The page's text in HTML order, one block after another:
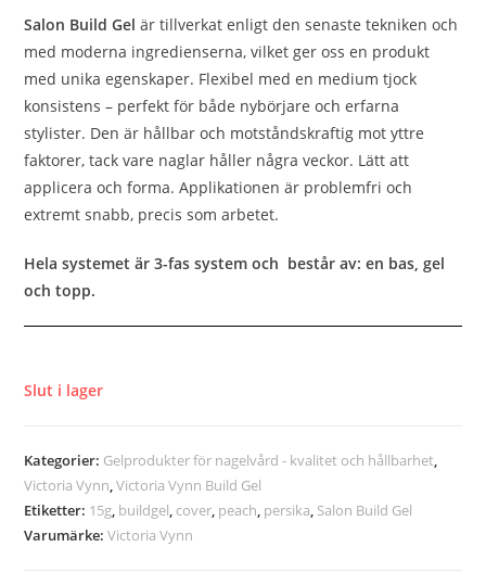
Salon Build Gel är tillverkat enligt den senaste tekniken och
med moderna ingredienserna, vilket ger oss en produkt
med unika egenskaper. Flexibel med en medium tjock
konsistens – perfekt för både nybörjare och erfarna
stylister. Den är hållbar och motståndskraftig mot yttre
faktorer, tack vare naglar håller några veckor. Lätt att
applicera och forma. Applikationen är problemfri och
extremt snabb, precis som arbetet.
Hela systemet är 3-fas system och består av: en bas, gel
och topp.
Slut i lager
Kategorier: Gelprodukter för nagelvård - kvalitet och hållbarhet
Victoria Vynn ,Victoria Vynn Build Gel
Etiketter: 15g buildgel cover peach persika Salon Build Gel
Varumärke:Victoria Vynn